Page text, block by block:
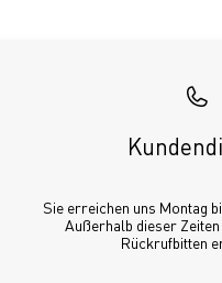
Sie erreichen uns Montag
Außerhalb dieser
Rückrufbitten